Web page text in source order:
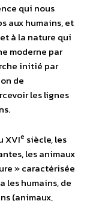
qui nous
aux humains, et
à la nature qui
moderne par
initié par
de
les lignes
XVIe siècle, les
les animaux
» caractérisée
les humains, de
(animaux,